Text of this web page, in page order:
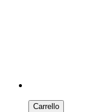
Carrello